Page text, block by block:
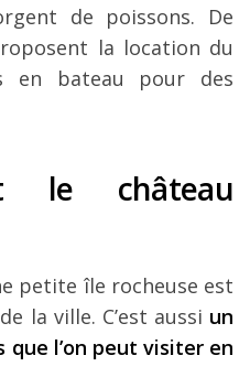
de poissons. De
la location du
en bateau pour des
le château
petite île rocheuse est
la ville. C’est aussi un
l’on peut visiter en